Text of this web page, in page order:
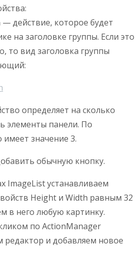
действие, которое будет
на заголовке группы. Если это
то вид заголовка группы
определяет на сколько
элементы панели. По
значение 3.
обычную кнопку.
ImageList устанавливаем
Height и Width равным 32
в него любую картинку.
по ActionManager
редактор и добавляем новое